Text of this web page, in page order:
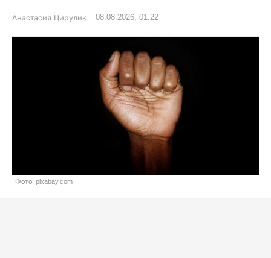
Анастасия Цирулик 08.08.2026, 01:22
Фото: pixabay.com